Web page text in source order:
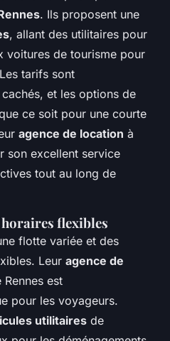
. Ils proposent une
, allant des utilitaires pour
voitures de tourisme pour
tarifs sont
et les options de
ce soit pour une courte
agence de location à
son excellent service
tout au long de
flexibles
flotte variée et des
Leur agence de
est
pour les voyageurs.
utilitaires de